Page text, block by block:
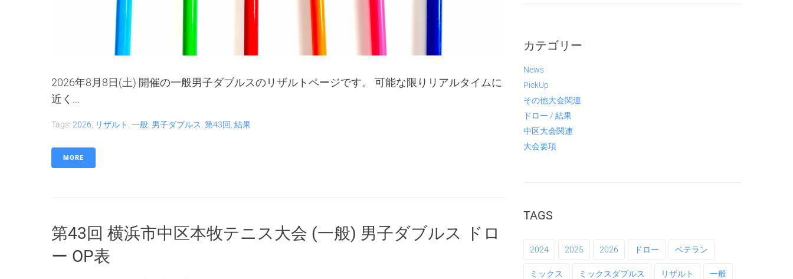
2026年8月8日(土) 開催の一般男子ダブルスのリザルトページです。 可能な限りリアルタイムに
近く...
Tags: 2026 リザルト 一般 男子ダブルス 第43回 結果
MORE
第43回 横浜市中区本牧テニス大会 (一般) 男子ダブルス ドロ
ー OP表
カテゴリー
News
PickUp
その他大会関連
ドロー / 結果
中区大会関連
大会要項
TAGS
2024 2025 2026 ドロー ベテラン
ミックス ミックスダブルス リザルト 一般